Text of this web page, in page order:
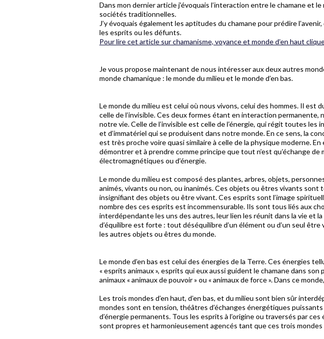
Dans mon dernier article j’évoquais l’interaction entre le chamane et
sociétés traditionnelles.
J’y évoquais également les aptitudes du chamane pour prédire
les esprits ou les défunts.
Pour lire cet article sur chamanisme, voyance et monde d’en haut
Je vous propose maintenant de nous intéresser aux deux autres
monde chamanique : le monde du milieu et le monde d’en bas.
Le monde du milieu est celui où nous vivons, celui des hommes. Il est
celle de l’invisible. Ces deux formes étant en interaction permanente,
notre vie. Celle de l’invisible est celle de l’énergie, qui régit toutes les
et d’immatériel qui se produisent dans notre monde. En ce sens, la
est très proche voire quasi similaire à celle de la physique moderne.
démontrer et à prendre comme principe que tout n’est qu’échange de
électromagnétiques ou d’énergie.
Le monde du milieu est composé des plantes, arbres, objets,
animés, vivants ou non, ou inanimés. Ces objets ou êtres vivants sont
insignifiant des objets ou être vivant. Ces esprits sont l’image
nombre des ces esprits est incommensurable. Ils sont tous liés aux
interdépendante les uns des autres, leur lien les réunit dans la vie et
d’équilibre est forte : tout déséquilibre d’un élément ou d’un seul
les autres objets ou êtres du monde.
Le monde d’en bas est celui des énergies de la Terre. Ces énergies
« esprits animaux », esprits qui eux aussi guident le chamane dans son
animaux « animaux de pouvoir » ou « animaux de force ». Dans ce
Les trois mondes d’en haut, d’en bas, et du milieu sont bien sûr
mondes sont en tension, théâtres d’échanges énergétiques
d’énergie permanents. Tous les esprits à l’origine ou traversés par
sont propres et harmonieusement agencés tant que ces trois